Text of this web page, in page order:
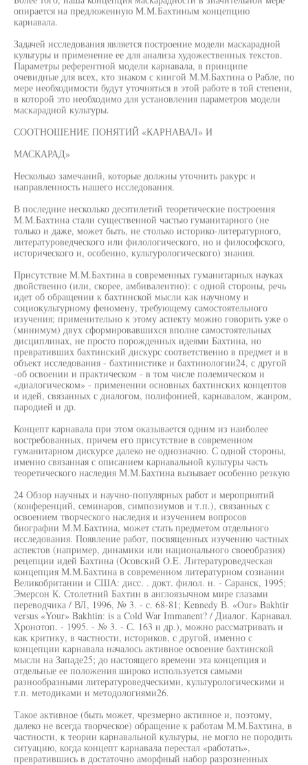
опирается на предложенную М.М.Бахтиным концепцию
карнавала.
Задачей исследования является построение модели маскарадной
культуры и применение ее для анализа художественных текстов.
Параметры референтной модели карнавала, в принципе
очевидные для всех, кто знаком с книгой М.М.Бахтина о Рабле, по
мере необходимости будут уточняться в этой работе в той степени,
в которой это необходимо для установления параметров модели
маскарадной культуры.
СООТНОШЕНИЕ ПОНЯТИЙ «КАРНАВАЛ» И
МАСКАРАД»
Несколько замечаний, которые должны уточнить ракурс и
направленность нашего исследования.
В последние несколько десятилетий теоретические построения
М.М.Бахтина стали существенной частью гуманитарного (не
только и даже, может быть, не столько историко-литературного,
литературоведческого или филологического, но и философского,
исторического и, особенно, культурологического) знания.
Присутствие М.М.Бахтина в современных гуманитарных науках
двойственно (или, скорее, амбивалентно): с одной стороны, речь
идет об обращении к бахтинской мысли как научному и
социокультурному феномену, требующему самостоятельного
изучения; применительно к этому аспекту можно говорить уже о
(минимум) двух сформировавшихся вполне самостоятельных
дисциплинах, не просто порожденных идеями Бахтина, но
превративших бахтинский дискурс соответственно в предмет и в
объект исследования - бахтинистике и бахтинологии24, с другой
-об освоении и практическом - в том числе полемическом и
«диалогическом» - применении основных бахтинских концептов
и идей, связанных с диалогом, полифонией, карнавалом, жанром,
пародией и др.
Концепт карнавала при этом оказывается одним из наиболее
востребованных, причем его присутствие в современном
гуманитарном дискурсе далеко не однозначно. С одной стороны,
именно связанная с описанием карнавальной культуры часть
теоретического наследия М.М.Бахтина вызывает особенно резкую
24 Обзор научных и научно-популярных работ и мероприятий
(конференций, семинаров, симпозиумов и т.п.), связанных с
освоением творческого наследия и изучением вопросов
биографии М.М.Бахтина, может стать предметом отдельного
исследования. Появление работ, посвященных изучению частных
аспектов (например, динамики или национального своеобразия)
рецепции идей Бахтина (Осовский O.E. Литературоведческая
концепция М.М.Бахтина в современном литературном сознании
Великобритании и США: дисс. . докт. филол. н. - Саранск, 1995;
Эмерсон К. Столетний Бахтин в англоязычном мире глазами
переводчика / ВЛ, 1996, № 3. - с. 68-81; Kennedy В. «Our» Bakhtir
versus «Your» Bakhtin: is a Cold War Immanent? / Диалог. Карнавал.
Хронотоп. - 1995. - № 3. - С. 163 и др.), можно рассматривать и
как критику, в частности, историков, с другой, именно с
концепции карнавала началось активное освоение бахтинской
мысли на Западе25; до настоящего времени эта концепция и
отдельные ее положения широко используется самыми
разнообразными литературоведческими, культурологическими и
т.п. методиками и методологиями26.
Такое активное (быть может, чрезмерно активное и, поэтому,
далеко не всегда творческое) обращение к работам М.М.Бахтина, в
частности, к теории карнавальной культуры, не могло не породить
ситуацию, когда концепт карнавала перестал «работать»,
превратившись в достаточно аморфный набор разрозненных